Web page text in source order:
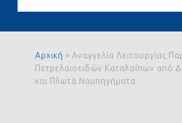
Αρχική » Αναγγελία Λειτουργίας
Πετρελαιοειδών Καταλοίπων από
και Πλωτά Ναυπηγήματα